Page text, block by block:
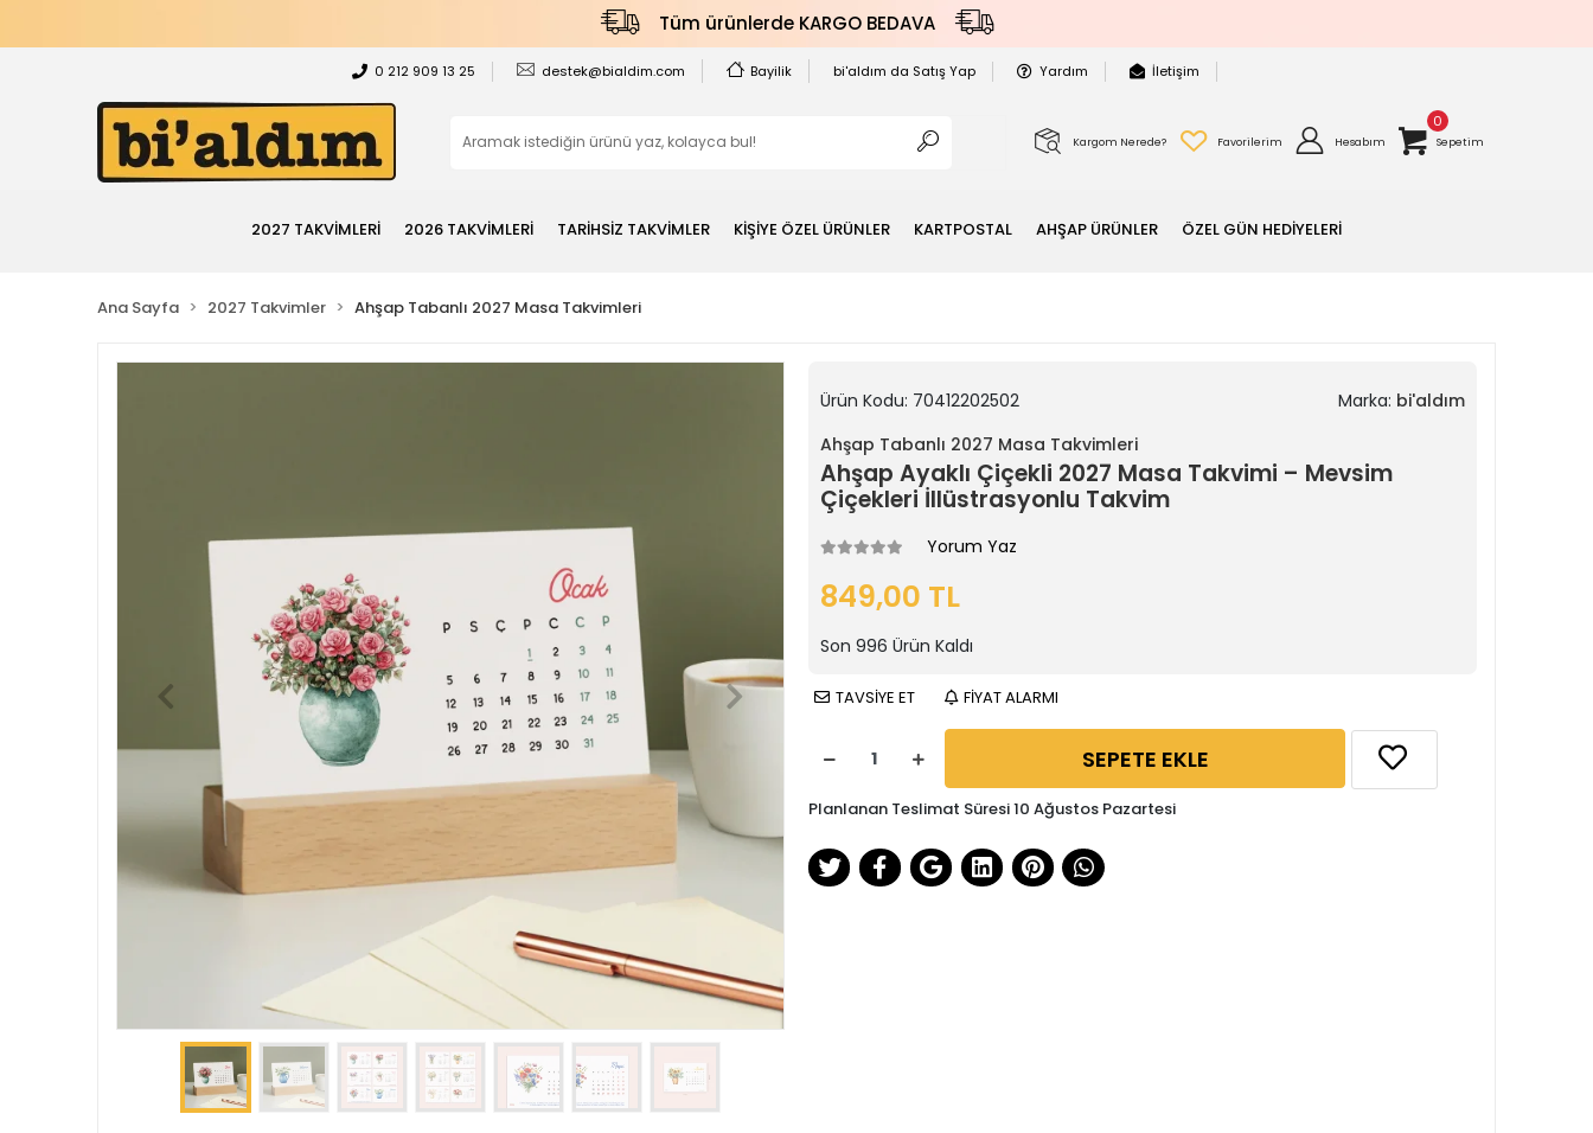
Tüm ürünlerde KARGO BEDAVA
0 212 909 13 25 destek@bialdim.com Bayilik bi'aldım da Satış Yap Yardım İletişim
Kargom Nerede? Favorilerim Hesabım
0
Sepetim
2027 TAKVİMLERİ 2026 TAKVİMLERİ TARİHSİZ TAKVİMLER KİŞİYE ÖZEL ÜRÜNLER KARTPOSTAL AHŞAP ÜRÜNLER ÖZEL GÜN HEDİYELERİ
Ana Sayfa 2027 Takvimler Ahşap Tabanlı 2027 Masa Takvimleri
Ürün Kodu: 70412202502 Marka: bi'aldım
Ahşap Tabanlı 2027 Masa Takvimleri
Ahşap Ayaklı Çiçekli 2027 Masa Takvimi – Mevsim
Çiçekleri İllüstrasyonlu Takvim
Yorum Yaz
849,00 TL
Son 996 Ürün Kaldı
TAVSİYE ET FİYAT ALARMI
SEPETE EKLE
Planlanan Teslimat Süresi 10 Ağustos Pazartesi